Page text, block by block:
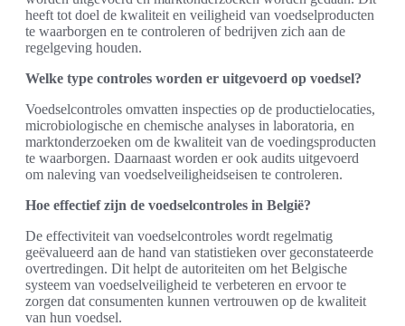
heeft tot doel de kwaliteit en veiligheid van voedselproducten
te waarborgen en te controleren of bedrijven zich aan de
regelgeving houden.
Welke type controles worden er uitgevoerd op voedsel?
Voedselcontroles omvatten inspecties op de productielocaties,
microbiologische en chemische analyses in laboratoria, en
marktonderzoeken om de kwaliteit van de voedingsproducten
te waarborgen. Daarnaast worden er ook audits uitgevoerd
om naleving van voedselveiligheidseisen te controleren.
Hoe effectief zijn de voedselcontroles in België?
De effectiviteit van voedselcontroles wordt regelmatig
geëvalueerd aan de hand van statistieken over geconstateerde
overtredingen. Dit helpt de autoriteiten om het Belgische
systeem van voedselveiligheid te verbeteren en ervoor te
zorgen dat consumenten kunnen vertrouwen op de kwaliteit
van hun voedsel.